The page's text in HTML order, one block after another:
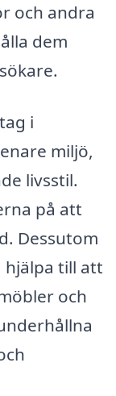
och andra
dem
i
miljö,
livsstil.
på att
Dessutom
hjälpa till att
och